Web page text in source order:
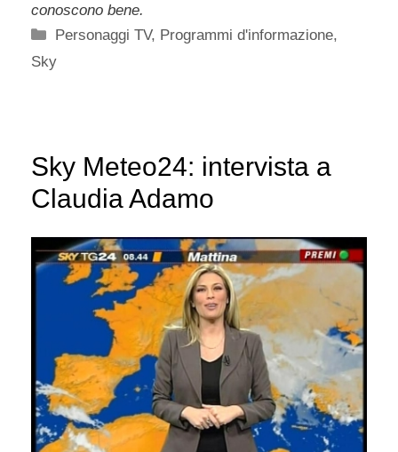
conoscono bene.
Categorie
Personaggi TV, Programmi d'informazione,
Sky
Sky Meteo24: intervista a
Claudia Adamo